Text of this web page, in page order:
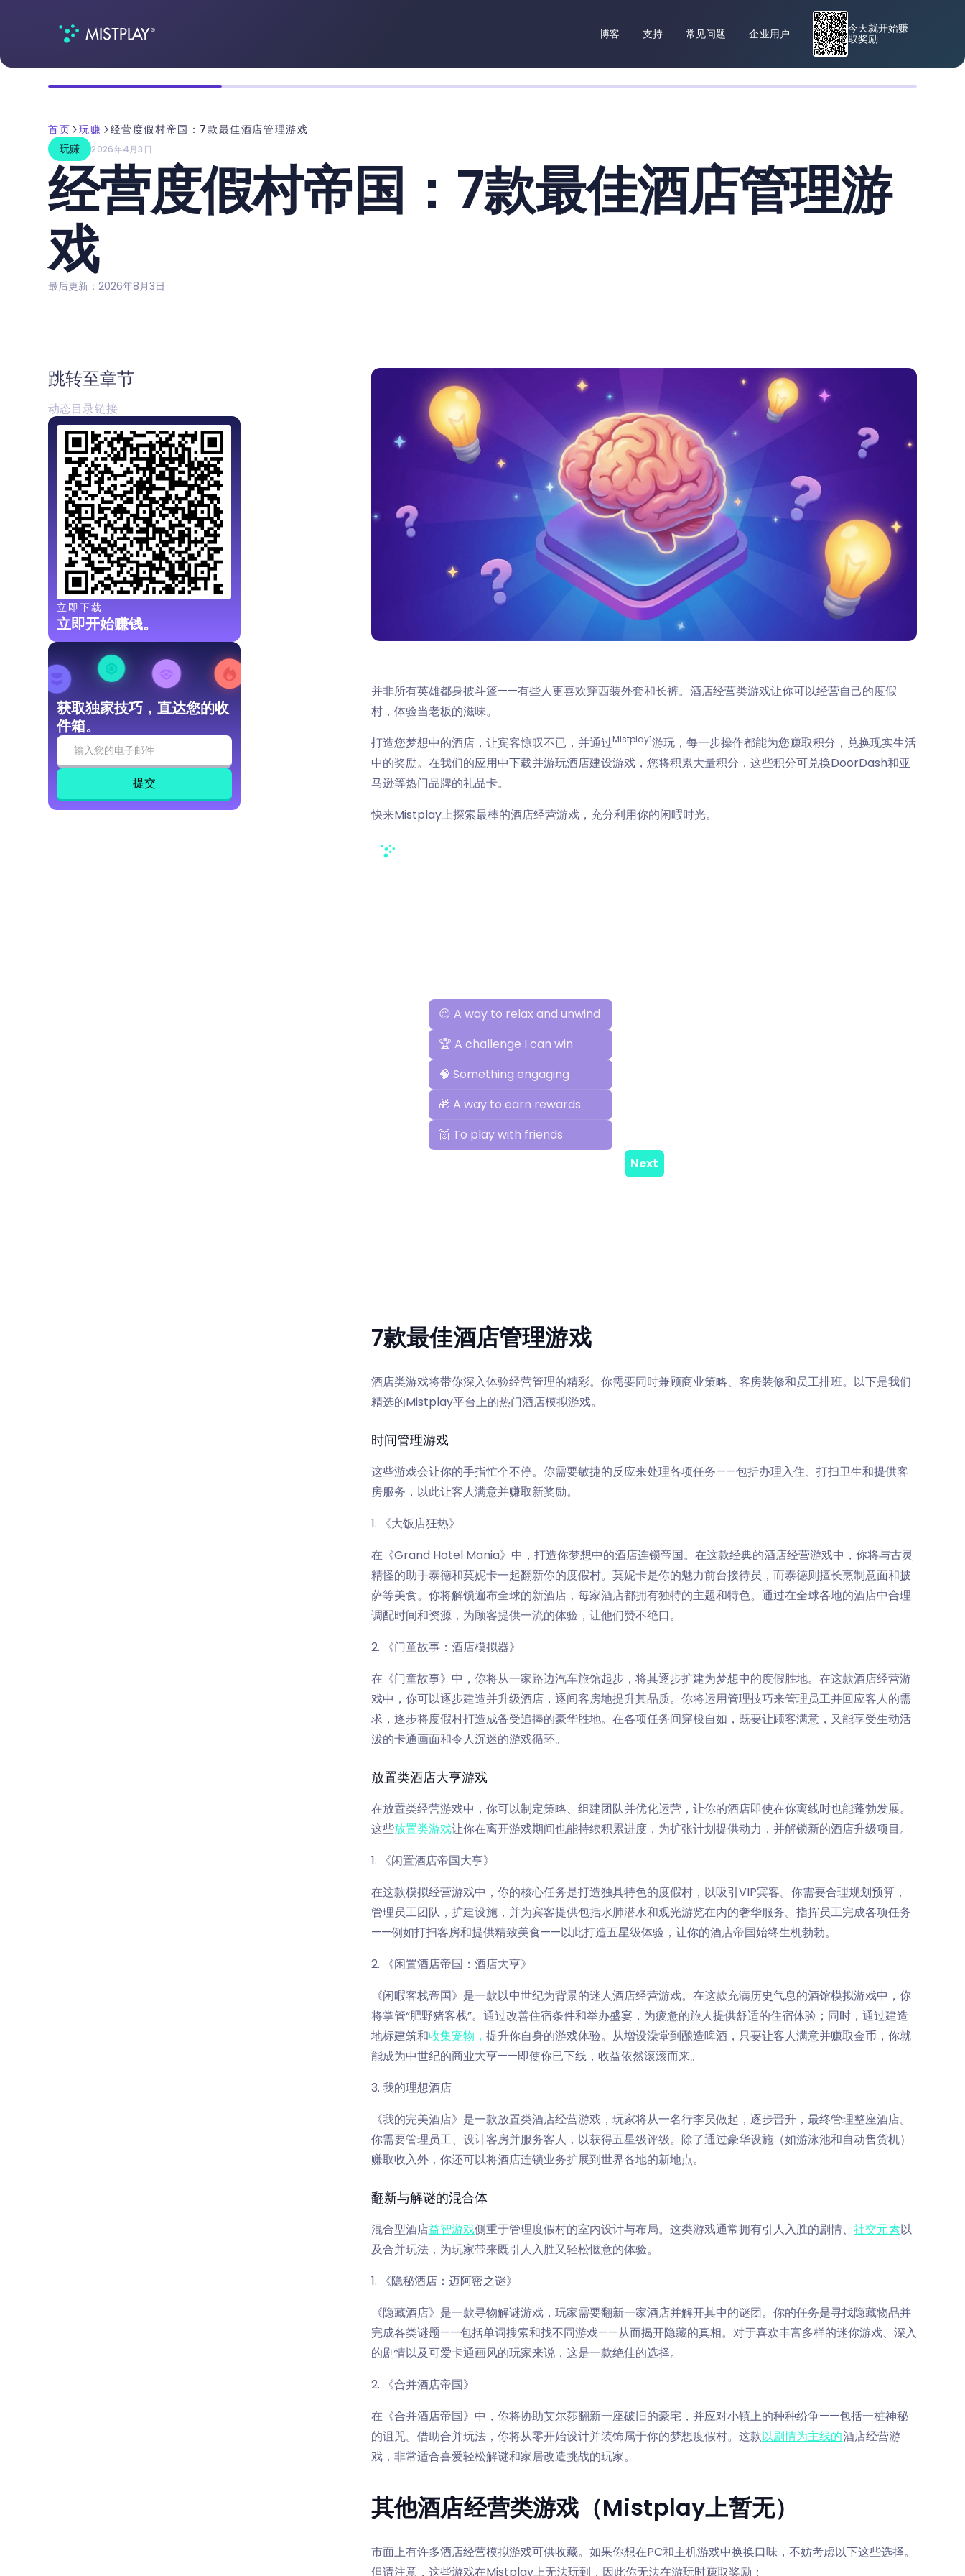
博客 支持 常见问题 企业用户 今天就开始赚
取奖励
首页 玩赚
经营度假村帝国：7款最佳酒店管理游戏
玩赚
2026年4月3日
经营度假村帝国：7款最佳酒店管理游
戏
最后更新：2026年8月3日
跳转至章节
动态目录链接
立即下载
立即开始赚钱。
获取独家技巧，直达您的收
件箱。
并非所有英雄都身披斗篷——有些人更喜欢穿西装外套和长裤。酒店经营类游戏让你可以经营自己的度假
村，体验当老板的滋味。
打造您梦想中的酒店，让宾客惊叹不已，并通过Mistplay1游玩，每一步操作都能为您赚取积分，兑换现实生活
中的奖励。在我们的应用中下载并游玩酒店建设游戏，您将积累大量积分，这些积分可兑换DoorDash和亚
马逊等热门品牌的礼品卡。
快来Mistplay上探索最棒的酒店经营游戏，充分利用你的闲暇时光。
7款最佳酒店管理游戏
酒店类游戏将带你深入体验经营管理的精彩。你需要同时兼顾商业策略、客房装修和员工排班。以下是我们
精选的Mistplay平台上的热门酒店模拟游戏。
时间管理游戏
这些游戏会让你的手指忙个不停。你需要敏捷的反应来处理各项任务——包括办理入住、打扫卫生和提供客
房服务，以此让客人满意并赚取新奖励。
1. 《大饭店狂热》
在《Grand Hotel Mania》中，打造你梦想中的酒店连锁帝国。在这款经典的酒店经营游戏中，你将与古灵
精怪的助手泰德和莫妮卡一起翻新你的度假村。莫妮卡是你的魅力前台接待员，而泰德则擅长烹制意面和披
萨等美食。你将解锁遍布全球的新酒店，每家酒店都拥有独特的主题和特色。通过在全球各地的酒店中合理
调配时间和资源，为顾客提供一流的体验，让他们赞不绝口。
2. 《门童故事：酒店模拟器》
在《门童故事》中，你将从一家路边汽车旅馆起步，将其逐步扩建为梦想中的度假胜地。在这款酒店经营游
戏中，你可以逐步建造并升级酒店，逐间客房地提升其品质。你将运用管理技巧来管理员工并回应客人的需
求，逐步将度假村打造成备受追捧的豪华胜地。在各项任务间穿梭自如，既要让顾客满意，又能享受生动活
泼的卡通画面和令人沉迷的游戏循环。
放置类酒店大亨游戏
在放置类经营游戏中，你可以制定策略、组建团队并优化运营，让你的酒店即使在你离线时也能蓬勃发展。
这些放置类游戏让你在离开游戏期间也能持续积累进度，为扩张计划提供动力，并解锁新的酒店升级项目。
1. 《闲置酒店帝国大亨》
在这款模拟经营游戏中，你的核心任务是打造独具特色的度假村，以吸引VIP宾客。你需要合理规划预算，
管理员工团队，扩建设施，并为宾客提供包括水肺潜水和观光游览在内的奢华服务。指挥员工完成各项任务
——例如打扫客房和提供精致美食——以此打造五星级体验，让你的酒店帝国始终生机勃勃。
2. 《闲置酒店帝国：酒店大亨》
《闲暇客栈帝国》是一款以中世纪为背景的迷人酒店经营游戏。在这款充满历史气息的酒馆模拟游戏中，你
将掌管“肥野猪客栈”。通过改善住宿条件和举办盛宴，为疲惫的旅人提供舒适的住宿体验；同时，通过建造
地标建筑和收集宠物，提升你自身的游戏体验。从增设澡堂到酿造啤酒，只要让客人满意并赚取金币，你就
能成为中世纪的商业大亨——即使你已下线，收益依然滚滚而来。
3. 我的理想酒店
《我的完美酒店》是一款放置类酒店经营游戏，玩家将从一名行李员做起，逐步晋升，最终管理整座酒店。
你需要管理员工、设计客房并服务客人，以获得五星级评级。除了通过豪华设施（如游泳池和自动售货机）
赚取收入外，你还可以将酒店连锁业务扩展到世界各地的新地点。
翻新与解谜的混合体
混合型酒店益智游戏侧重于管理度假村的室内设计与布局。这类游戏通常拥有引人入胜的剧情、社交元素以
及合并玩法，为玩家带来既引人入胜又轻松惬意的体验。
1. 《隐秘酒店：迈阿密之谜》
《隐藏酒店》是一款寻物解谜游戏，玩家需要翻新一家酒店并解开其中的谜团。你的任务是寻找隐藏物品并
完成各类谜题——包括单词搜索和找不同游戏——从而揭开隐藏的真相。对于喜欢丰富多样的迷你游戏、深入
的剧情以及可爱卡通画风的玩家来说，这是一款绝佳的选择。
2. 《合并酒店帝国》
在《合并酒店帝国》中，你将协助艾尔莎翻新一座破旧的豪宅，并应对小镇上的种种纷争——包括一桩神秘
的诅咒。借助合并玩法，你将从零开始设计并装饰属于你的梦想度假村。这款以剧情为主线的酒店经营游
戏，非常适合喜爱轻松解谜和家居改造挑战的玩家。
其他酒店经营类游戏（Mistplay上暂无）
市面上有许多酒店经营模拟游戏可供收藏。如果你想在PC和主机游戏中换换口味，不妨考虑以下这些选择。
但请注意，这些游戏在Mistplay上无法玩到，因此你无法在游玩时赚取奖励：